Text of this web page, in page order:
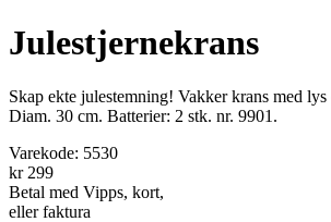
Julestjernekrans
Skap ekte julestemning! Vakker krans med
Diam. 30 cm. ­Batterier: 2 stk. nr. 9901.
Varekode: 5530
kr 299
Betal med Vipps, kort,
eller faktura